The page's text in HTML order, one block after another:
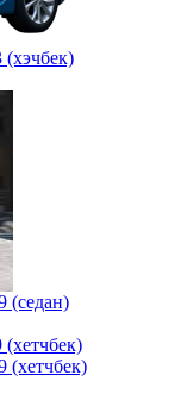
(седан)
(хетчбек)